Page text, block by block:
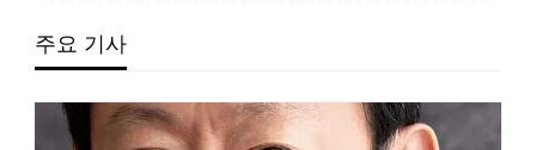
주요 기사